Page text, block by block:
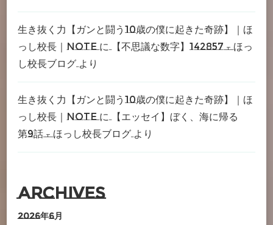
生き抜く力【ガンと闘う10歳の僕に起きた奇跡】｜ほ
っし校長｜note に
【不思議な数字】142857 – ほっ
し校長ブログ より
生き抜く力【ガンと闘う10歳の僕に起きた奇跡】｜ほ
っし校長｜note に
【エッセイ】ぼく、海に帰る
第9話 – ほっし校長ブログ より
Archives
2026年6月